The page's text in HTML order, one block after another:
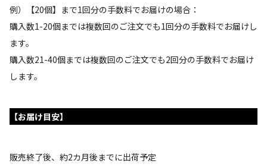
例）【20個】まで1回分の手数料でお届けの場合：
購入数1-20個までは複数回のご注文でも1回分の手数料でお届けし
ます。
購入数21-40個までは複数回のご注文でも2回分の手数料でお届け
します。
【お届け目安】
販売終了後、約2カ月後までに出荷予定